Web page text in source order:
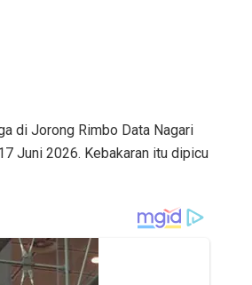
di Jorong Rimbo Data Nagari
Juni 2026. Kebakaran itu dipicu